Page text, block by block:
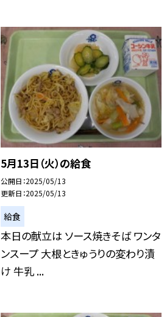
5月13日（火）の給食
公開日 2025/05/13
更新日 2025/05/13
給食
本日の献立は ソース焼きそば ワンタ
ンスープ 大根ときゅうりの変わり漬
け 牛乳 ...